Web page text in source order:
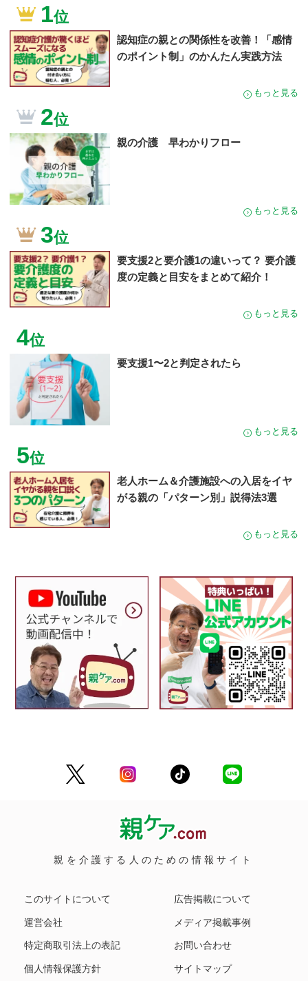
1位
認知症の親との関係性を改善！「感情
のポイント制」のかんたん実践方法
もっと見る
2位
親の介護 早わかりフロー
もっと見る
3位
要支援2と要介護1の違いって？ 要介護
度の定義と目安をまとめて紹介！
もっと見る
4位
要支援1〜2と判定されたら
もっと見る
5位
老人ホーム＆介護施設への入居をイヤ
がる親の「パターン別」説得法3選
もっと見る
親を介護する人のための情報サイト
このサイトについて
運営会社
特定商取引法上の表記
個人情報保護方針
広告掲載について
メディア掲載事例
お問い合わせ
サイトマップ